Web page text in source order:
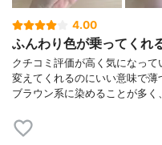
4.00
ふんわり色が乗ってくれ
クチコミ評価が高く気になっ
変えてくれるのにいい意味で
ブラウン系に染めることが多